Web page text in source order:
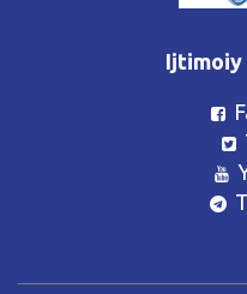
Ijtimoiy